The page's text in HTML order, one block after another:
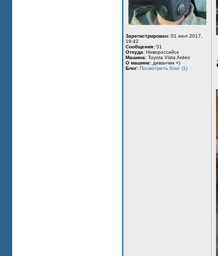
Зарегистрирован: 01 июл 2017,
19:42
Сообщения: 51
Откуда: Новороссийск
Машина: Toyota Vista Ardeo
О машине: диванчик =)
Блог: Посмотреть блог (1)